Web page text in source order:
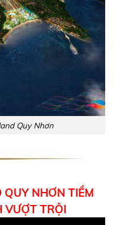
Quy Nhơn
QUY NHƠN TIỀM
VƯỢT TRỘI